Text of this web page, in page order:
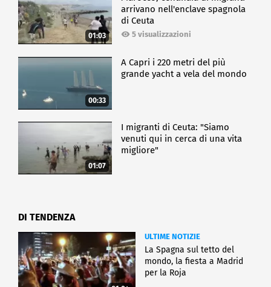
01:03
arrivano nell'enclave spagnola
di Ceuta
5 visualizzazioni
00:33
A Capri i 220 metri del più
grande yacht a vela del mondo
01:07
I migranti di Ceuta: "Siamo
venuti qui in cerca di una vita
migliore"
DI TENDENZA
ULTIME NOTIZIE
La Spagna sul tetto del
mondo, la fiesta a Madrid
per la Roja